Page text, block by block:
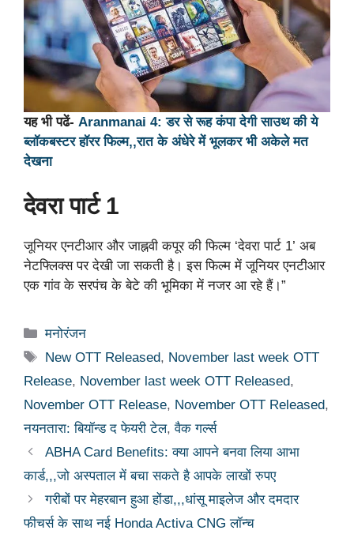
यह भी पढें- Aranmanai 4: डर से रूह कंपा देगी साउथ की ये
ब्लॉकबस्टर हॉरर फिल्म,,रात के अंधेरे में भूलकर भी अकेले मत
देखना
देवरा पार्ट 1
जूनियर एनटीआर और जाह्नवी कपूर की फिल्म ‘देवरा पार्ट 1’ अब
नेटफ्लिक्स पर देखी जा सकती है। इस फिल्म में जूनियर एनटीआर
एक गांव के सरपंच के बेटे की भूमिका में नजर आ रहे हैं।”
Categories
मनोरंजन
Tags
New OTT Released, November last week OTT
Release, November last week OTT Released,
November OTT Release, November OTT Released,
नयनतारा: बियॉन्ड द फेयरी टेल,वैक गर्ल्स
ABHA Card Benefits: क्या आपने बनवा लिया आभा
कार्ड,,,जो अस्पताल में बचा सकते है आपके लाखों रुपए
गरीबों पर मेहरबान हुआ होंडा,,,धांसू माइलेज और दमदार
फीचर्स के साथ नई Honda Activa CNG लॉन्च